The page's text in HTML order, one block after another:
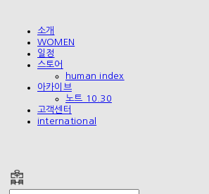
소개
WOMEN
일정
스토어
human index
아카이브
노트 10.30
고객센터
international